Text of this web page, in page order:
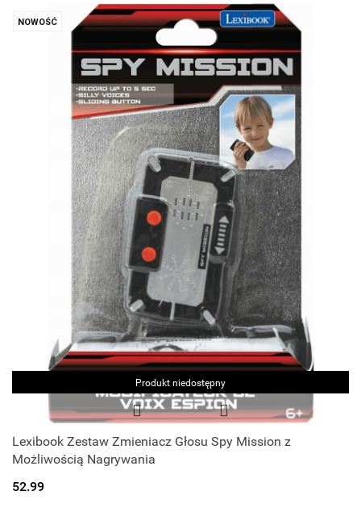
NOWOŚĆ
Produkt niedostępny
Lexibook Zestaw Zmieniacz Głosu Spy Mission z
Możliwością Nagrywania
52.99